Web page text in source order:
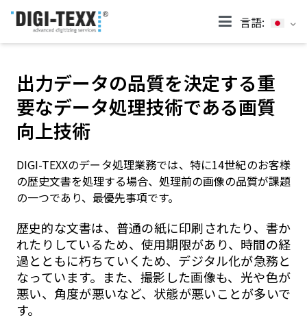
DIGI-TEXX JP
言語:
出力データの品質を決定する重
要なデータ処理技術である画質
向上技術
DIGI-TEXXのデータ処理業務では、特に14世紀のお客様
の歴史文書を処理する場合、処理前の画像の品質が課題
の一つであり、最優先事項です。
歴史的な文書は、普通の紙に印刷されたり、書か
れたりしているため、使用期限があり、時間の経
過とともに朽ちていくため、デジタル化が急務と
なっています。また、撮影した画像も、光や色が
悪い、角度が悪いなど、状態が悪いことが多いで
す。